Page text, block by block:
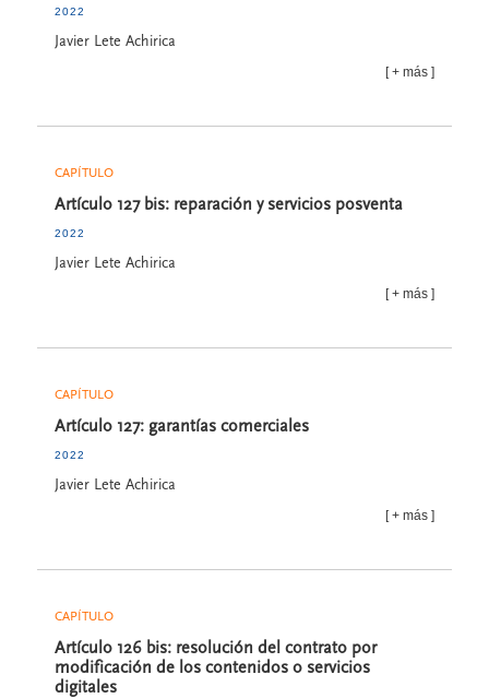
2022
Javier Lete Achirica
más
CAPÍTULO
Artículo 127 bis: reparación y servicios posventa
2022
Javier Lete Achirica
más
CAPÍTULO
Artículo 127: garantías comerciales
2022
Javier Lete Achirica
más
CAPÍTULO
Artículo 126 bis: resolución del contrato por
modificación de los contenidos o servicios
digitales